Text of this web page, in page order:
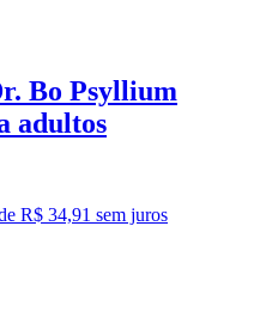
Bo Psyllium
adultos
R$ 34,91 sem juros